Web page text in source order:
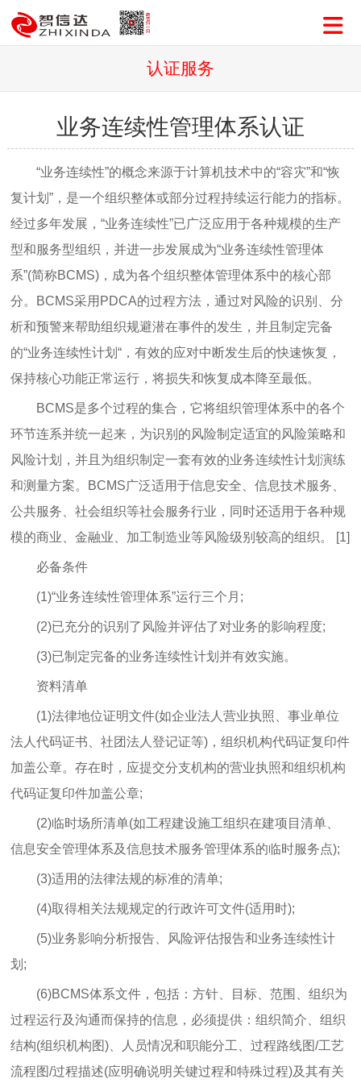
认证服务
业务连续性管理体系认证
“业务连续性”的概念来源于计算机技术中的“容灾”和“恢
复计划”，是一个组织整体或部分过程持续运行能力的指标。
经过多年发展，“业务连续性”已广泛应用于各种规模的生产
型和服务型组织，并进一步发展成为“业务连续性管理体
系”(简称BCMS)，成为各个组织整体管理体系中的核心部
分。BCMS采用PDCA的过程方法，通过对风险的识别、分
析和预警来帮助组织规避潜在事件的发生，并且制定完备
的“业务连续性计划“，有效的应对中断发生后的快速恢复，
保持核心功能正常运行，将损失和恢复成本降至最低。
BCMS是多个过程的集合，它将组织管理体系中的各个
环节连系并统一起来，为识别的风险制定适宜的风险策略和
风险计划，并且为组织制定一套有效的业务连续性计划演练
和测量方案。BCMS广泛适用于信息安全、信息技术服务、
公共服务、社会组织等社会服务行业，同时还适用于各种规
模的商业、金融业、加工制造业等风险级别较高的组织。 [1]
必备条件
(1)“业务连续性管理体系”运行三个月;
(2)已充分的识别了风险并评估了对业务的影响程度;
(3)已制定完备的业务连续性计划并有效实施。
资料清单
(1)法律地位证明文件(如企业法人营业执照、事业单位
法人代码证书、社团法人登记证等)，组织机构代码证复印件
加盖公章。存在时，应提交分支机构的营业执照和组织机构
代码证复印件加盖公章;
(2)临时场所清单(如工程建设施工组织在建项目清单、
信息安全管理体系及信息技术服务管理体系的临时服务点);
(3)适用的法律法规的标准的清单;
(4)取得相关法规规定的行政许可文件(适用时);
(5)业务影响分析报告、风险评估报告和业务连续性计
划;
(6)BCMS体系文件，包括：方针、目标、范围、组织为
过程运行及沟通而保持的信息，必须提供：组织简介、组织
结构(组织机构图)、人员情况和职能分工、过程路线图/工艺
流程图/过程描述(应明确说明关键过程和特殊过程)及其有关